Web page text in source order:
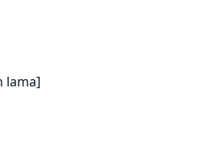
lama]